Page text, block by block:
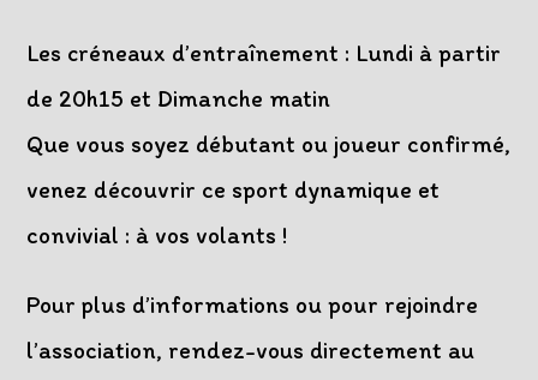
Les créneaux d’entraînement : Lundi à partir
de 20h15 et Dimanche matin
Que vous soyez débutant ou joueur confirmé,
venez découvrir ce sport dynamique et
convivial : à vos volants !
Pour plus d’informations ou pour rejoindre
l’association, rendez-vous directement au